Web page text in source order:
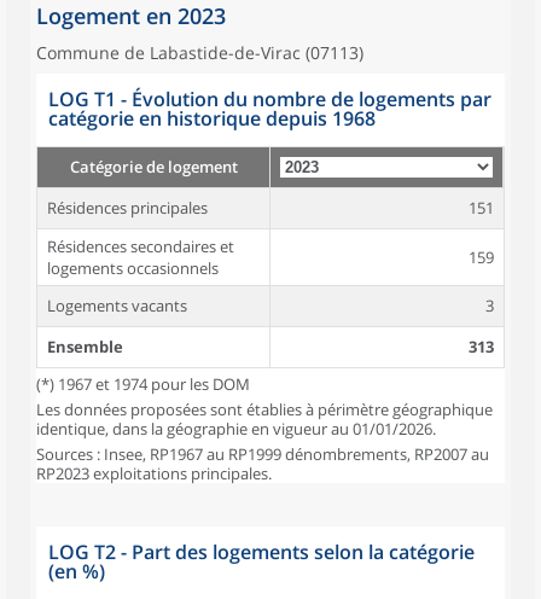
Logement en 2023
Commune de Labastide-de-Virac (07113)
LOG T1 - Évolution du nombre de logements par
catégorie en historique depuis 1968
Catégorie de logement
Résidences principales
151
Résidences secondaires et
logements occasionnels
159
Logements vacants
3
Ensemble
313
(*) 1967 et 1974 pour les DOM
Les données proposées sont établies à périmètre géographique
identique, dans la géographie en vigueur au 01/01/2026.
Sources : Insee, RP1967 au RP1999 dénombrements, RP2007 au
RP2023 exploitations principales.
LOG T2 - Part des logements selon la catégorie
(en %)